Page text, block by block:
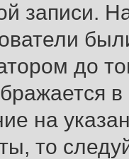
записи.
до
на
то